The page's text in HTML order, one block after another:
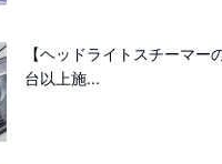
【ヘッドライトスチーマー
台以上施...